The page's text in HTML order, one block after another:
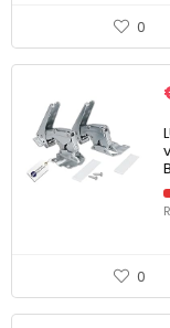
0
0